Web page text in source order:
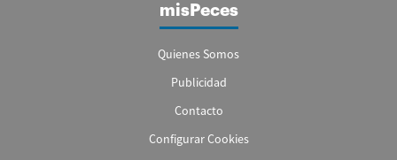
misPeces
Quienes Somos
Publicidad
Contacto
Configurar Cookies